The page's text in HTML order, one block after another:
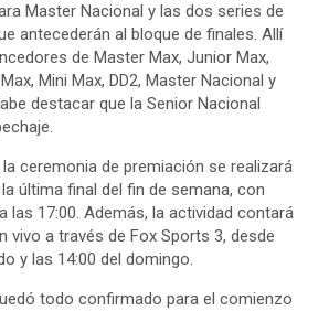
Master Nacional y las dos series de
antecederán al bloque de finales. Allí
de Master Max, Junior Max,
Mini Max, DD2, Master Nacional y
destacar que la Senior Nacional
ceremonia de premiación se realizará
última final del fin de semana, con
las 17:00. Además, la actividad contará
vivo a través de Fox Sports 3, desde
y las 14:00 del domingo.
todo confirmado para el comienzo